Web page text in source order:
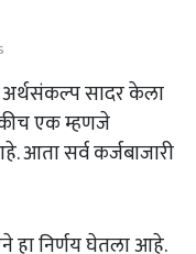
अर्थसंकल्प सादर केला
एक म्हणजे
आता सर्व कर्जबाजारी
हा निर्णय घेतला आहे.